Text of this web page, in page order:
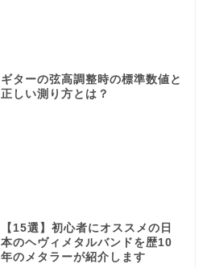
ギターの弦高調整時の標準数値と
正しい測り方とは？
【15選】初心者にオススメの日
本のヘヴィメタルバンドを歴10
年のメタラーが紹介します